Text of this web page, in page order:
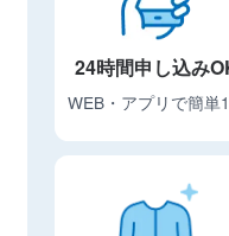
24時間申し込み
WEB・アプリで簡単